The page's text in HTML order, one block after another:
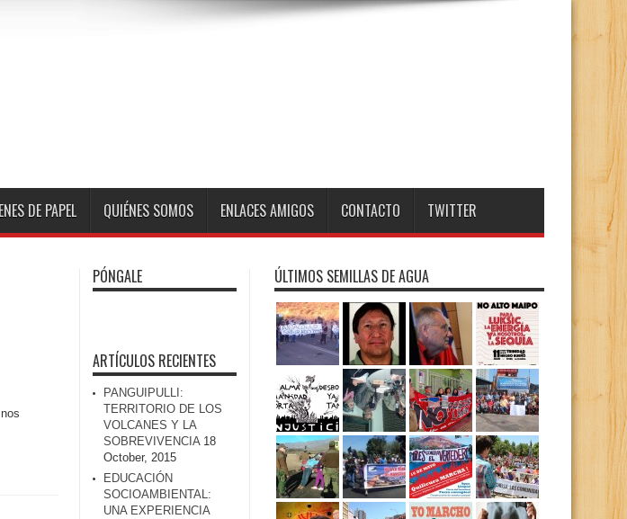
DE PAPEL QUIÉNES SOMOS ENLACES AMIGOS CONTACTO TWITTER
PÓNGALE
ARTÍCULOS RECIENTES
PANGUIPULLI:
TERRITORIO DE LOS
VOLCANES Y LA
SOBREVIVENCIA 18
October, 2015
EDUCACIÓN
SOCIOAMBIENTAL:
UNA EXPERIENCIA
ÚLTIMOS SEMILLAS DE AGUA